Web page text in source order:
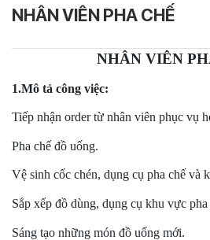
NHÂN VIÊN PHA CHẾ
NHÂN VIÊN
1.Mô tả công việc:
Tiếp nhận order từ nhân viên phục vụ
Pha chế đồ uống.
Vệ sinh cốc chén, dụng cụ pha chế và
Sắp xếp đồ dùng, dụng cụ khu vực pha
Sáng tạo những món đồ uống mới.